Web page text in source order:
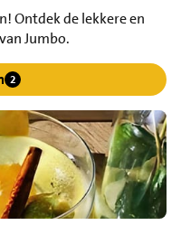
Ontdek de lekkere en
Jumbo.
2